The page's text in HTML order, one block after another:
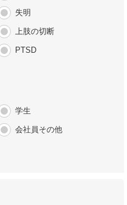
失明
上肢の切断
PTSD
学生
会社員その他